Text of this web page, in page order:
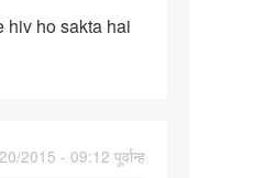
hiv ho sakta hai
2015 - 09:12 पूर्वान्ह